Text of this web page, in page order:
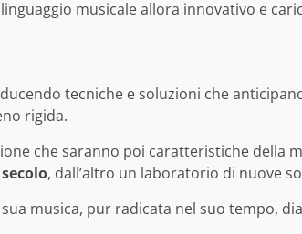
musicale allora innovativo e
tecniche e soluzioni che
rigida.
che saranno poi caratteristiche della
, dall’altro un laboratorio di nuove
musica, pur radicata nel suo tempo,